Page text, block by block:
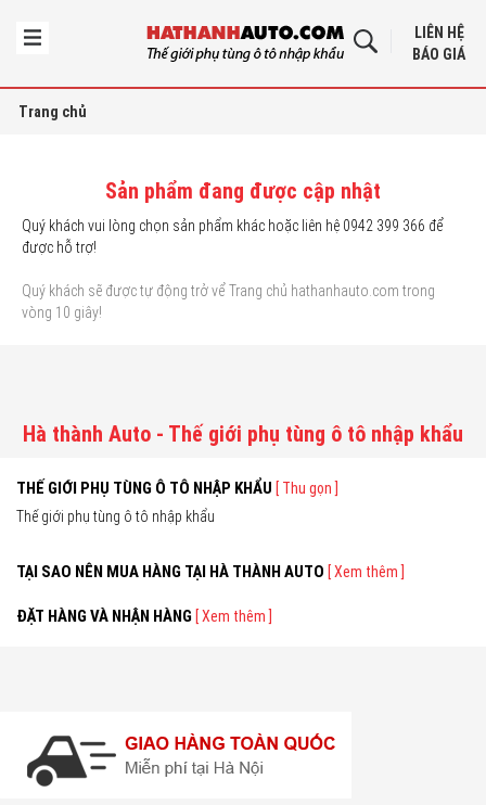
LIÊN HỆ
BÁO GIÁ
Trang chủ
Sản phẩm đang được cập nhật
Quý khách vui lòng chọn sản phẩm khác hoặc liên hệ 0942 399 366 để
được hỗ trợ!
Quý khách sẽ được tự động trở vể Trang chủ hathanhauto.com trong
vòng 10 giây!
Hà thành Auto - Thế giới phụ tùng ô tô nhập khẩu
THẾ GIỚI PHỤ TÙNG Ô TÔ NHẬP KHẨU [ Thu gọn ]
Thế giới phụ tùng ô tô nhập khẩu
TẠI SAO NÊN MUA HÀNG TẠI HÀ THÀNH AUTO [ Xem thêm ]
ĐẶT HÀNG VÀ NHẬN HÀNG [ Xem thêm ]